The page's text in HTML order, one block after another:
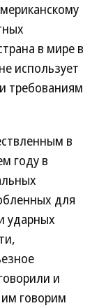
в мире в
использует
требованиям
в
году в
для
ударных
и
говорим